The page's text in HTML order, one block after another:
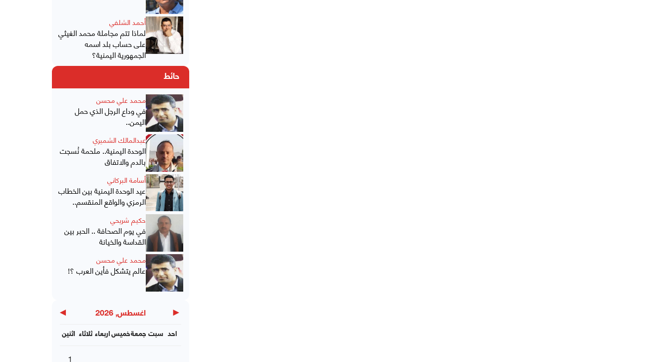
أحمد الشلفي
لماذا تتم مجاملة محمد الغيثي
على حساب بلد اسمه
الجمهورية اليمنية؟
حائط
محمد علي محسن
في وداع الرجل الذي حمل
اليمن..
عبدالمالك الشميري
الوحدة اليمنية.. ملحمة نُسجت
بالدم والاتفاق
أسامة البركاني
عيد الوحدة اليمنية بين الخطاب
الرمزي والواقع المنقسم..
حكيم شريحي
في يوم الصحافة .. الحبر بين
القداسة والخيانة
محمد علي محسن
عالم يتشكل فأين العرب ؟!
◀ اغسطس, 2026 ▶
اثنين ثلاثاء اربعاءخميسجمعة سبت احد
1